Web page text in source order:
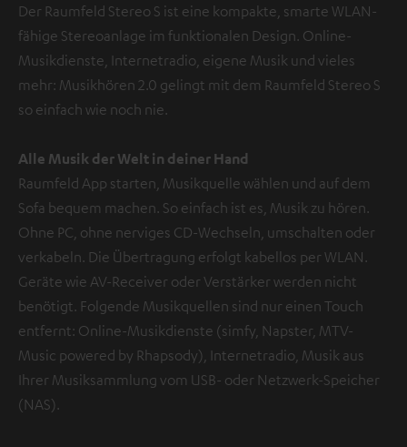
Der Raumfeld Stereo S ist eine kompakte, smarte WLAN-
fähige Stereoanlage im funktionalen Design. Online-
Musikdienste, Internetradio, eigene Musik und vieles
mehr: Musikhören 2.0 gelingt mit dem Raumfeld Stereo S
so einfach wie noch nie.
Alle Musik der Welt in deiner Hand
Raumfeld App starten, Musikquelle wählen und auf dem
Sofa bequem machen. So einfach ist es, Musik zu hören.
Ohne PC, ohne nerviges CD-Wechseln, umschalten oder
verkabeln. Die Übertragung erfolgt kabellos per WLAN.
Geräte wie AV-Receiver oder Verstärker werden nicht
benötigt. Folgende Musikquellen sind nur einen Touch
entfernt: Online-Musikdienste (simfy, Napster, MTV-
Music powered by Rhapsody), Internetradio, Musik aus
Ihrer Musiksammlung vom USB- oder Netzwerk-Speicher
(NAS).